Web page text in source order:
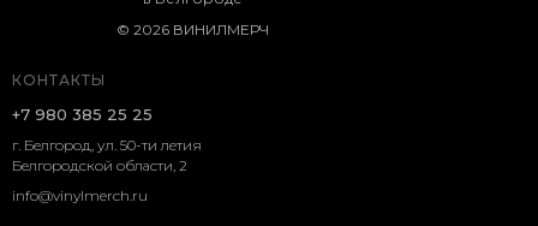
КОНТАКТЫ
г. Белгород, ул. 50-ти летия
Белгородской области, 2
+7 980 385 25 25
© 2026 ВИНИЛМЕРЧ
info@vinylmerch.ru